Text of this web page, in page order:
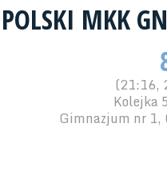
MKK
(21:16,
Kolejka
Gimnazjum nr 1,